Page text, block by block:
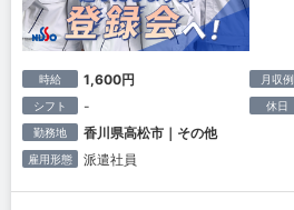
時給 1,600円 月収例
シフト - 休日
勤務地 香川県高松市｜その他
雇用形態 派遣社員